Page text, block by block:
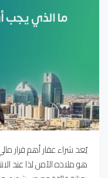
يُعد شراء عقار أهم قرار
هو ملاذه الآمن لذا عند